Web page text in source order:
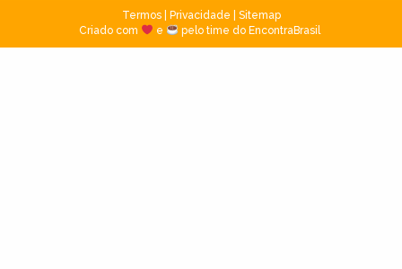
Termos| Privacidade
Sitemap
Criado com
e pelo time do EncontraBrasil